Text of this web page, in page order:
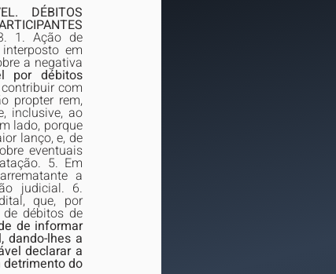
DÉBITOS
1. Ação de
em
a negativa
por débitos
com
propter rem,
inclusive, ao
lado, porque
lanço, e, de
eventuais
5. Em
a
judicial. 6.
que, por
débitos de
de informar
dando-lhes a
declarar a
do